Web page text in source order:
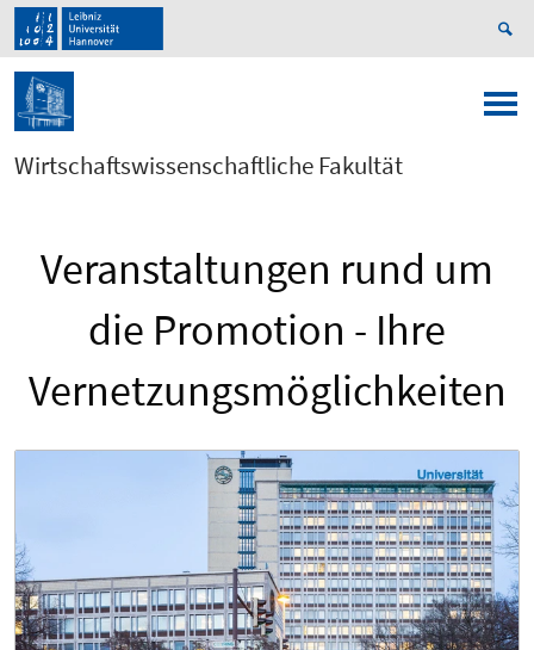
Wirtschaftswissenschaftliche Fakultät
Veranstaltungen rund um
die Promotion - Ihre
Vernetzungsmöglichkeiten